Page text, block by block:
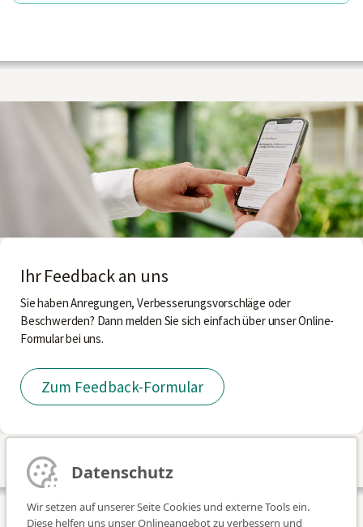
Ihr Feedback an uns
Sie haben Anregungen, Verbesserungsvorschläge oder
Beschwerden? Dann melden Sie sich einfach über unser Online-
Formular bei uns.
Zum Feedback-Formular
Datenschutz
Wir setzen auf unserer Seite Cookies und externe Tools ein.
Diese helfen uns unser Onlineangebot zu verbessern und